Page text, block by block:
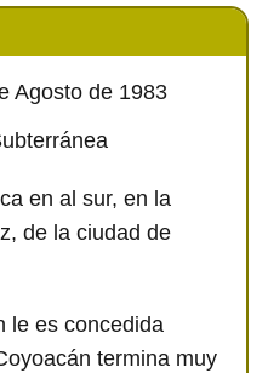
Agosto de 1983
en al sur, en la
de la ciudad de
le es concedida
termina muy